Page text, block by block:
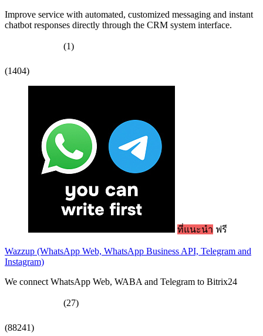
Improve service with automated, customized messaging and instant
chatbot responses directly through the CRM system interface.
(1)
(1404)
ที่แนะนำ ฟรี
Wazzup (WhatsApp Web, WhatsApp Business API, Telegram and
Instagram)
We connect WhatsApp Web, WABA and Telegram to Bitrix24
(27)
(88241)